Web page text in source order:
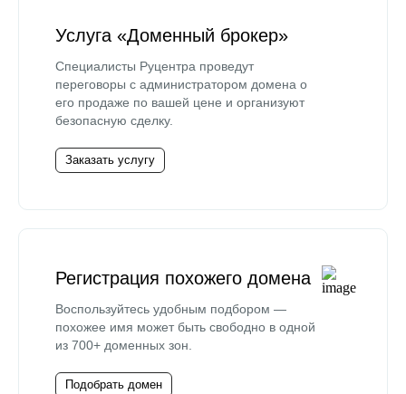
Услуга «Доменный брокер»
Специалисты Руцентра проведут
переговоры с администратором домена о
его продаже по вашей цене и организуют
безопасную сделку.
Заказать услугу
Регистрация похожего домена
Воспользуйтесь удобным подбором —
похожее имя может быть свободно в одной
из 700+ доменных зон.
Подобрать домен